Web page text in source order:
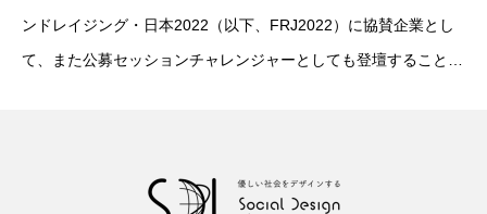
ンドレイジング・日本2022（以下、FRJ2022）に協賛企業とし
て、また公募セッションチャレンジャーとしても登壇することが